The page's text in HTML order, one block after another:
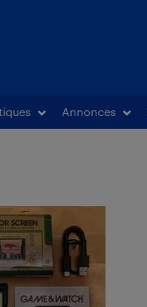
Annonces